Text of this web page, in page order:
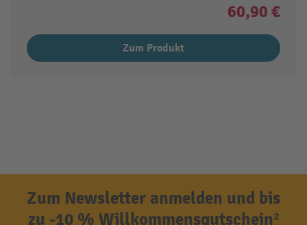
60,90 €
Zum Produkt
Zum Newsletter anmelden und bis
zu -10 % Willkommensgutschein²